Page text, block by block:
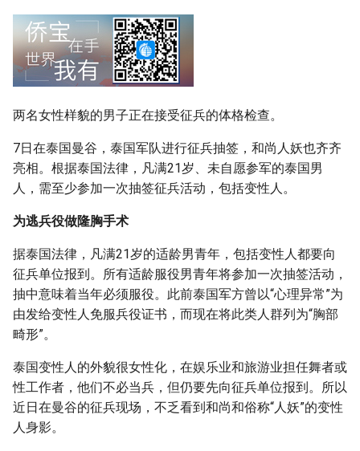
e
a
r
c
h
两名女性样貌的男子正在接受征兵的体格检查。
7日在泰国曼谷，泰国军队进行征兵抽签，和尚人妖也齐齐
亮相。根据泰国法律，凡满21岁、未自愿参军的泰国男
人，需至少参加一次抽签征兵活动，包括变性人。
为逃兵役做隆胸手术
据泰国法律，凡满21岁的适龄男青年，包括变性人都要向
征兵单位报到。所有适龄服役男青年将参加一次抽签活动，
抽中意味着当年必须服役。此前泰国军方曾以“心理异常”为
由发给变性人免服兵役证书，而现在将此类人群列为“胸部
畸形”。
泰国变性人的外貌很女性化，在娱乐业和旅游业担任舞者或
性工作者，他们不必当兵，但仍要先向征兵单位报到。所以
近日在曼谷的征兵现场，不乏看到和尚和俗称“人妖”的变性
人身影。